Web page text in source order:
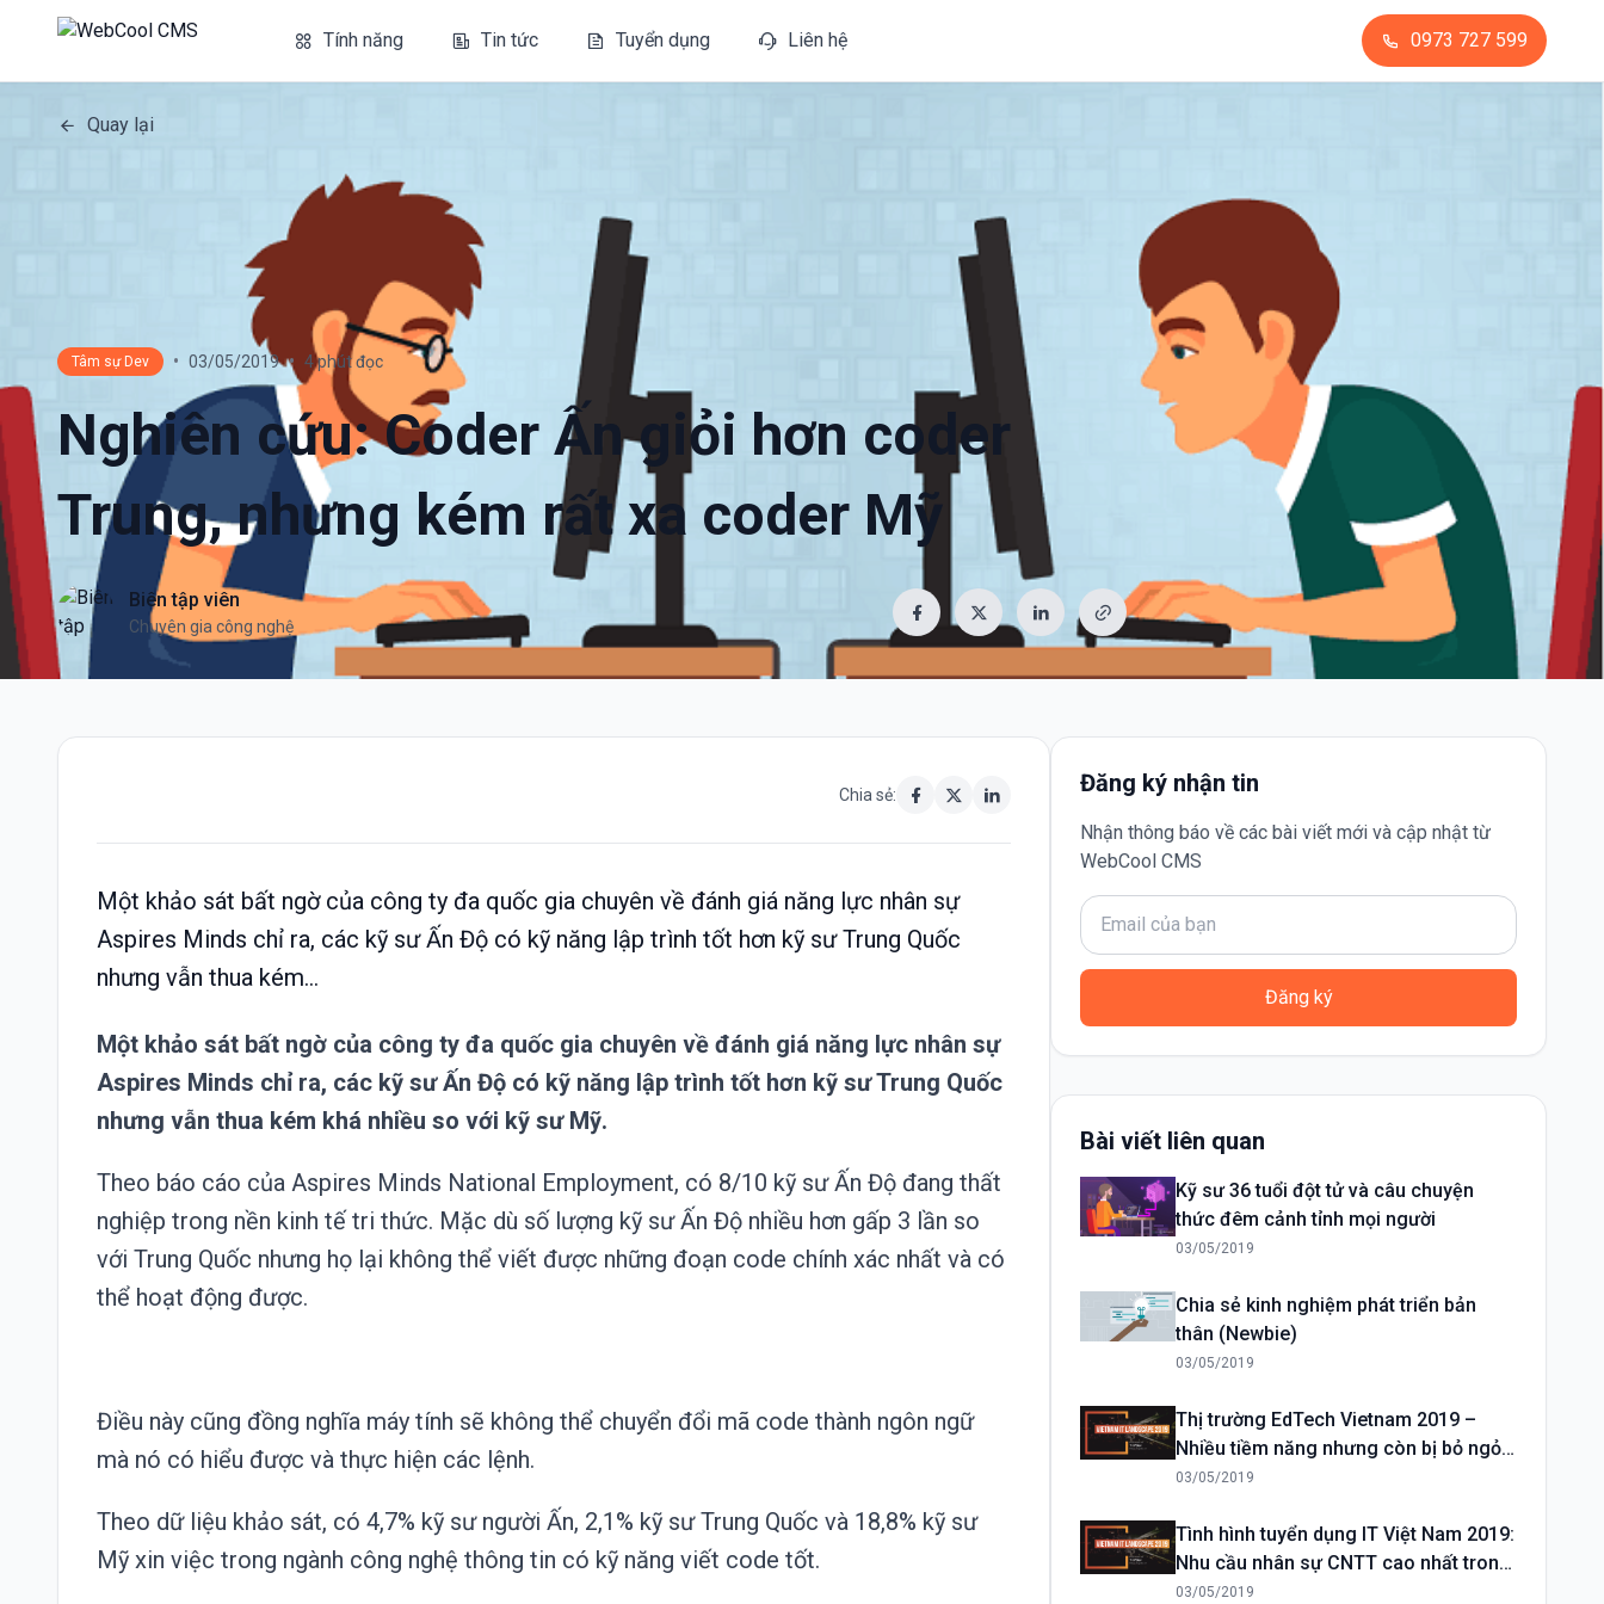
Tính năng Tin tức Tuyển dụng Liên hệ 0973 727 599
Quay lại
Tâm sự Dev • 03/05/2019 • 4 phút đọc
Nghiên cứu: Coder Ấn giỏi hơn coder
Trung, nhưng kém rất xa coder Mỹ
Biên tập viên
Chuyên gia công nghệ
Chia sẻ:
Một khảo sát bất ngờ của công ty đa quốc gia chuyên về đánh giá năng lực nhân sự
Aspires Minds chỉ ra, các kỹ sư Ấn Độ có kỹ năng lập trình tốt hơn kỹ sư Trung Quốc
nhưng vẫn thua kém...
Một khảo sát bất ngờ của công ty đa quốc gia chuyên về đánh giá năng lực nhân sự
Aspires Minds chỉ ra, các kỹ sư Ấn Độ có kỹ năng lập trình tốt hơn kỹ sư Trung Quốc
nhưng vẫn thua kém khá nhiều so với kỹ sư Mỹ.
Theo báo cáo của Aspires Minds National Employment, có 8/10 kỹ sư Ấn Độ đang thất
nghiệp trong nền kinh tế tri thức. Mặc dù số lượng kỹ sư Ấn Độ nhiều hơn gấp 3 lần so
với Trung Quốc nhưng họ lại không thể viết được những đoạn code chính xác nhất và có
thể hoạt động được.
Điều này cũng đồng nghĩa máy tính sẽ không thể chuyển đổi mã code thành ngôn ngữ
mà nó có hiểu được và thực hiện các lệnh.
Theo dữ liệu khảo sát, có 4,7% kỹ sư người Ấn, 2,1% kỹ sư Trung Quốc và 18,8% kỹ sư
Mỹ xin việc trong ngành công nghệ thông tin có kỹ năng viết code tốt.
Đăng ký nhận tin
Nhận thông báo về các bài viết mới và cập nhật từ
WebCool CMS
Đăng ký
Bài viết liên quan
Kỹ sư 36 tuổi đột tử và câu chuyện
thức đêm cảnh tỉnh mọi người
03/05/2019
Chia sẻ kinh nghiệm phát triển bản
thân (Newbie)
03/05/2019
Thị trường EdTech Vietnam 2019 –
Nhiều tiềm năng nhưng còn bị bỏ ngỏ
tại Việt Nam
03/05/2019
Tình hình tuyển dụng IT Việt Nam 2019:
Nhu cầu nhân sự CNTT cao nhất trong
lịch sử!
03/05/2019